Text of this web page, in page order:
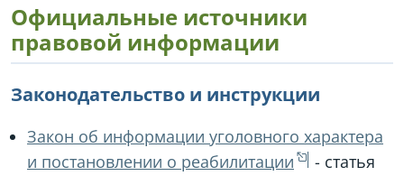
Официальные источники
правовой информации
Законодательство и инструкции
Закон об информации уголовного характера
и постановлении о реабилитации
- статья